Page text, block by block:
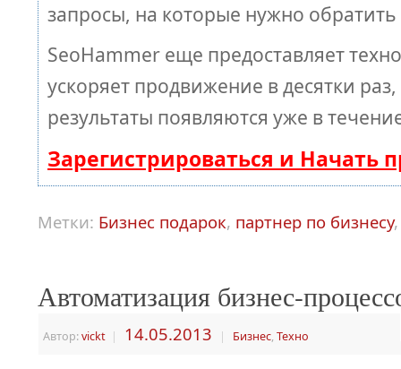
запросы, на которые нужно
SeoHammer еще предоставляет
ускоряет продвижение в десятки
результаты появляются уже в
Зарегистрироваться и Начать
Метки: Бизнес подарок, партнер по бизнесу
Автоматизация бизнес-
Автор:vickt | 14.05.2013 | Бизнес, Техно